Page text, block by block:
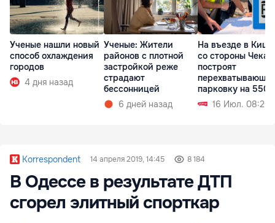
Ученые нашли новый
способ охлаждения
городов
4 дня назад
Ученые: Жители
районов с плотной
застройкой реже
страдают
бессонницей
6 дней назад
На въезде в
со стороны Чекан
построят
парковку на 550
16 Июл. 08:20
Korrespondent 14 апреля 2019, 14:45 8 184
В Одессе в результате ДТП
сгорел элитный спорткар